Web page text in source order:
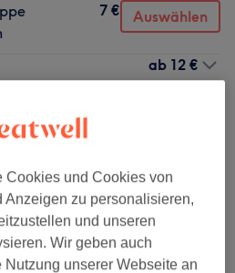
7 € Auswählen
ab 12 €
ab 7 €
Cookies und Cookies von
Anzeigen zu personalisieren,
und unseren
Wir geben auch
Nutzung unserer Webseite an